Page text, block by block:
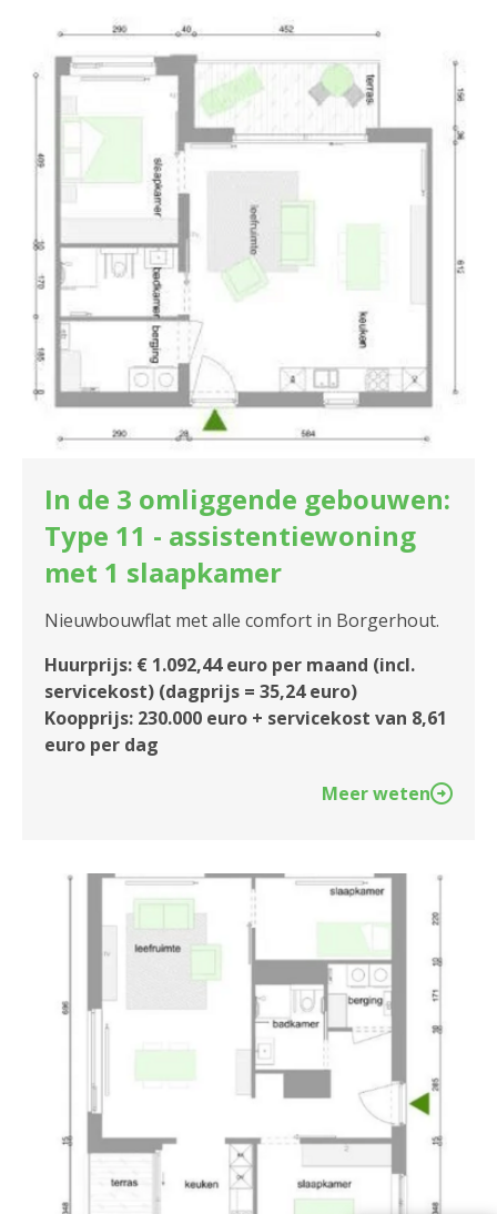
In de 3 omliggende gebouwen:
Type 11 - assistentiewoning
met 1 slaapkamer
Nieuwbouwflat met alle comfort in Borgerhout.
Huurprijs: € 1.092,44 euro per maand (incl.
servicekost) (dagprijs = 35,24 euro)
Koopprijs: 230.000 euro + servicekost van 8,61
euro per dag
Meer weten